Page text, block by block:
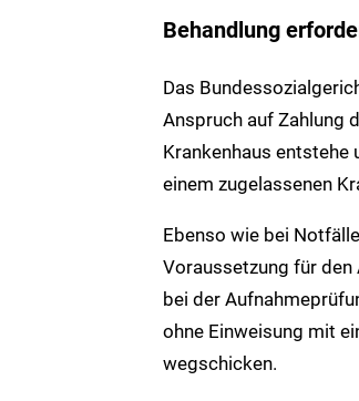
Behandlung
Das
Anspruch auf Zahlung
Krankenhaus
einem zugelassenen
Ebenso wie bei
Voraussetzung für den
bei der
ohne Einweisung mit
wegschicken.